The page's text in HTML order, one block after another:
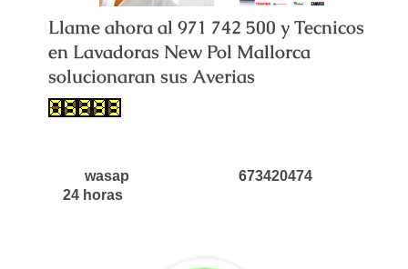
Llame ahora al 971 742 500 y Tecnicos
en Lavadoras New Pol Mallorca
solucionaran sus Averias
wasap 673420474
24 horas